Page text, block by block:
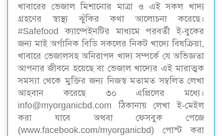
খাবারের ভেজাল মিশানোর মাত্রা ও এই সকল খাদ্য
গ্রহণের স্বাস্থ্য ঝুঁকির কথা আলোচনা করেছে।
#Safefood ক্যাম্পেইনটির মাধ্যমে পরবর্তী ই-বুকের
জন্য মাই অর্গানিক বিডি সকলের নিকট খাদ্যে বিষক্রিয়া,
খাবারে ভেজালসহ অনিরাপদ খাদ্য সম্পর্কে যে অভিজ্ঞতা
আপনার জীবনে হয়েছে বা ভেজাল খাদ্যের এই মারাত্মক
সমস্যা থেকে মুক্তির জন্য নিজস্ব মতামত সম্বলিত লেখা
আহবান করেছে ৩০ এপ্রিলের মধ্যে।
info@myorganicbd.com ঠিকানায় লেখা ই-মেইল
করা যাবে অথবা ফেসবুক পেজে
(www.facebook.com/myorganicbd) পোস্ট করা